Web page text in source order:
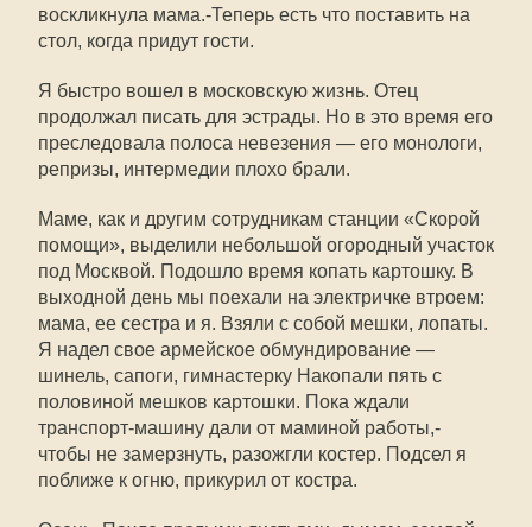
воскликнула мама.-Теперь есть что поставить на
стол, когда придут гости.
Я быстро вошел в московскую жизнь. Отец
продолжал писать для эстрады. Но в это время его
преследовала полоса невезения — его монологи,
репризы, интермедии плохо брали.
Маме, как и другим сотрудникам станции «Скорой
помощи», выделили небольшой огородный участок
под Москвой. Подошло время копать картошку. В
выходной день мы поехали на электричке втроем:
мама, ее сестра и я. Взяли с собой мешки, лопаты.
Я надел свое армейское обмундирование —
шинель, сапоги, гимнастерку Накопали пять с
половиной мешков картошки. Пока ждали
транспорт-машину дали от маминой работы,-
чтобы не замерзнуть, разожгли костер. Подсел я
поближе к огню, прикурил от костра.